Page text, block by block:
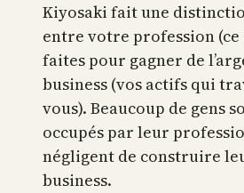
Kiyosaki fait une
entre votre profession (ce
faites pour gagner de
business (vos actifs qui
vous). Beaucoup de gens
occupés par leur
négligent de construire
business.